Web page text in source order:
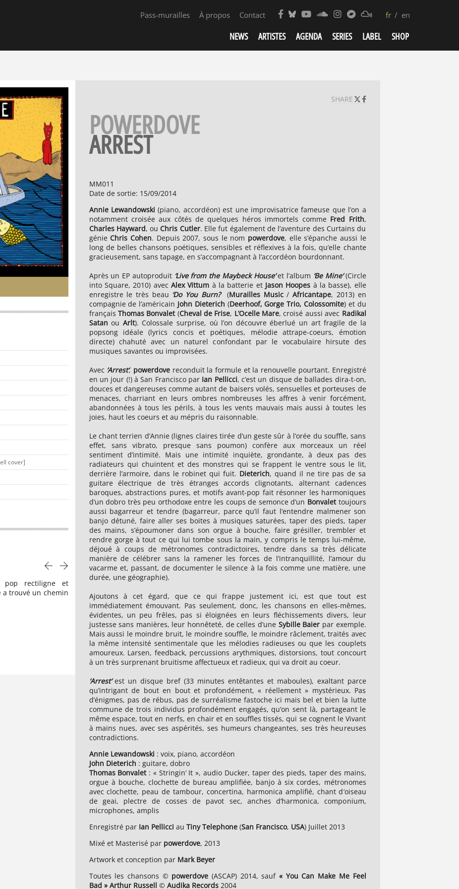
fr en
Pass-murailles À propos Contact
NEWS ARTISTES AGENDA SERIES LABEL SHOP
cover]
pop rectiligne et
a trouvé un chemin
NEW NOISE
"C’est tout à la fois lumineux, grave, posé et
merveilleusement introspectif. On craque
immédiatement sur'Be Mine', une chevauchée presque
krautrock qui évoque leYo La Tengochétif mais fiévreux
des débuts. On reste interdit sur 'After Dark', 'When
You're Near’,'Into The Sea' , ballades à la fois douces et
menaçantes, mais aussi sur ce'Weeping Willow'tout en
nerfs, vibrant comme une corde trop tendue."
dMute
vieilles boites à musique, les métronomes défectueux et
les instruments les plus originaux... Seul le chant terrien
et poétique d'Annie Lewandowski
indéfectible dans les méandres de cette musique
nouvelle."
SHARE
POWERDOVE
ARREST
MM011
Date de sortie: 15/09/2014
Annie Lewandowski(piano, accordéon) est une improvisatrice fameuse que l’on a
notamment croisée aux côtés de quelques héros immortels comme Fred Frith,
Charles Hayward, ouChris Cutler. Elle fut également de l’aventure des Curtains du
génieChris Cohen. Depuis 2007, sous le nom powerdove, elle s’épanche aussi le
long de belles chansons poétiques, sensibles et réflexives à la fois, qu’elle chante
gracieusement, sans tapage, en s’accompagnant à l’accordéon bourdonnant.
Après un EP autoproduit ‘Live from the Maybeck House‘et l’album ‘Be Mine‘ (Circle
into Square, 2010) avec Alex Vittum à la batterie et Jason Hoopes à la basse), elle
enregistre le très beau ‘Do You Burn? (Murailles Music/Africantape, 2013) en
compagnie de l’américain John Dieterich (Deerhoof, Gorge Trio, Colossomite) et du
français Thomas Bonvalet(Cheval de Frise, L’Ocelle Mare, croisé aussi avec Radikal
Satan ou Arlt). Colossale surprise, où l’on découvre éberlué un art fragile de la
popsong idéale (lyrics concis et poétiques, mélodie attrape-coeurs, émotion
directe) chahuté avec un naturel confondant par le vocabulaire hirsute des
musiques savantes ou improvisées.
Avec ‘Arrest‘, powerdovereconduit la formule et la renouvelle pourtant. Enregistré
en un jour (!) à San Francisco par Ian Pellicci, c’est un disque de ballades dira-t-on,
douces et dangereuses comme autant de baisers volés, sensuelles et porteuses de
menaces, charriant en leurs ombres nombreuses les affres à venir forcément,
abandonnées à tous les périls, à tous les vents mauvais mais aussi à toutes les
joies, haut les coeurs et au mépris du raisonnable.
Le chant terrien d’Annie (lignes claires tirée d’un geste sûr à l’orée du souffle, sans
effet, sans vibrato, presque sans poumon) confère aux morceaux un réel
sentiment d’intimité. Mais une intimité inquiète, grondante, à deux pas des
radiateurs qui chuintent et des monstres qui se frappent le ventre sous le lit,
derrière l’armoire, dans le robinet qui fuit. Dieterich, quand il ne tire pas de sa
guitare électrique de très étranges accords clignotants, alternant cadences
baroques, abstractions pures, et motifs avant-pop fait résonner les harmoniques
d’un dobro très peu orthodoxe entre les coups de semonce d’un Bonvalettoujours
aussi bagarreur et tendre (bagarreur, parce qu’il faut l’entendre malmener son
banjo détuné, faire aller ses boites à musiques saturées, taper des pieds, taper
des mains, s’époumoner dans son orgue à bouche, faire grésiller, trembler et
rendre gorge à tout ce qui lui tombe sous la main, y compris le temps lui-même,
déjoué à coups de métronomes contradictoires, tendre dans sa très délicate
manière de célébrer sans la ramener les forces de l’intranquillité, l’amour du
vacarme et, passant, de documenter le silence à la fois comme une matière, une
durée, une géographie).
Ajoutons à cet égard, que ce qui frappe justement ici, est que tout est
immédiatement émouvant. Pas seulement, donc, les chansons en elles-mêmes,
évidentes, un peu frêles, pas si éloignées en leurs fléchissements divers, leur
justesse sans manières, leur honnêteté, de celles d’une Sybille Baier par exemple.
Mais aussi le moindre bruit, le moindre souffle, le moindre râclement, traités avec
la même intensité sentimentale que les mélodies radieuses ou que les couplets
amoureux. Larsen, feedback, percussions arythmiques, distorsions, tout concourt
à un très surprenant bruitisme affectueux et radieux, qui va droit au coeur.
‘Arrest‘est un disque bref (33 minutes entêtantes et maboules), exaltant parce
qu’intrigant de bout en bout et profondément, « réellement » mystérieux. Pas
d’énigmes, pas de rébus, pas de surréalisme fastoche ici mais bel et bien la lutte
commune de trois individus profondément engagés, qu’on sent là, partageant le
même espace, tout en nerfs, en chair et en souffles tissés, qui se cognent le Vivant
à mains nues, avec ses aspérités, ses humeurs changeantes, ses très heureuses
contradictions.
Annie Lewandowski : voix, piano, accordéon
John Dieterich : guitare, dobro
Thomas Bonvalet: « Stringin’ It », audio Ducker, taper des pieds, taper des mains,
orgue à bouche, clochette de bureau amplifiée, banjo à six cordes, métronomes
avec clochette, peau de tambour, concertina, harmonica amplifié, chant d’oiseau
de geai, plectre de cosses de pavot sec, anches d’harmonica, componium,
microphones, amplis
Enregistré par Ian Pellicci au Tiny Telephone(San Francisco, USA) Juillet 2013
Mixé et Masterisé par powerdove, 2013
Artwork et conception par Mark Beyer
Toutes les chansons © powerdove (ASCAP) 2014, sauf« You Can Make Me Feel
Bad » Arthur Russell © Audika Records 2004